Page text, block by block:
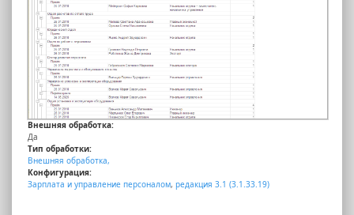
Внешняя обработка:
Да
Тип обработки:
Внешняя обработка,
Конфигурация:
Зарплата и управление персоналом, редакция 3.1 (3.1.33.19)